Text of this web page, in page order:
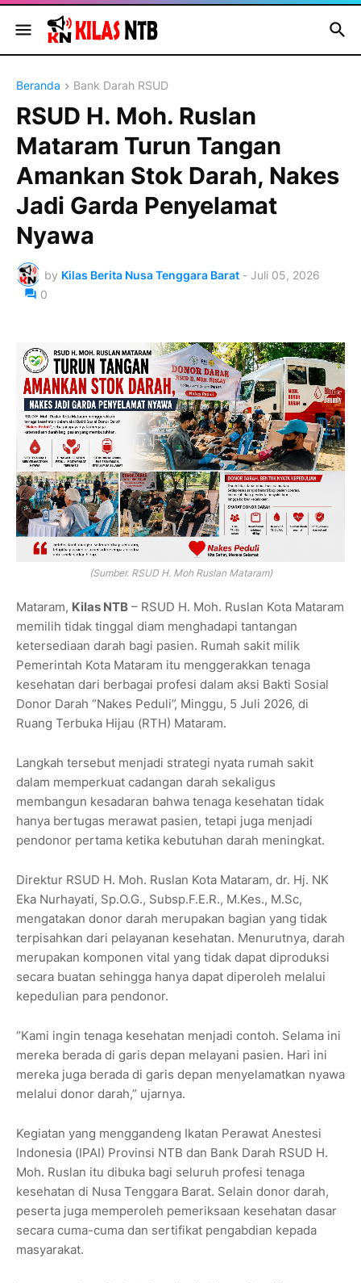
Beranda Bank Darah RSUD
RSUD H. Moh. Ruslan
Mataram Turun Tangan
Amankan Stok Darah, Nakes
Jadi Garda Penyelamat
Nyawa
by Kilas Berita Nusa Tenggara Barat - Juli 05, 2026
0
(Sumber. RSUD H. Moh Ruslan Mataram)
Mataram, Kilas NTB – RSUD H. Moh. Ruslan Kota Mataram
memilih tidak tinggal diam menghadapi tantangan
ketersediaan darah bagi pasien. Rumah sakit milik
Pemerintah Kota Mataram itu menggerakkan tenaga
kesehatan dari berbagai profesi dalam aksi Bakti Sosial
Donor Darah “Nakes Peduli”, Minggu, 5 Juli 2026, di
Ruang Terbuka Hijau (RTH) Mataram.
Langkah tersebut menjadi strategi nyata rumah sakit
dalam memperkuat cadangan darah sekaligus
membangun kesadaran bahwa tenaga kesehatan tidak
hanya bertugas merawat pasien, tetapi juga menjadi
pendonor pertama ketika kebutuhan darah meningkat.
Direktur RSUD H. Moh. Ruslan Kota Mataram, dr. Hj. NK
Eka Nurhayati, Sp.O.G., Subsp.F.E.R., M.Kes., M.Sc,
mengatakan donor darah merupakan bagian yang tidak
terpisahkan dari pelayanan kesehatan. Menurutnya, darah
merupakan komponen vital yang tidak dapat diproduksi
secara buatan sehingga hanya dapat diperoleh melalui
kepedulian para pendonor.
“Kami ingin tenaga kesehatan menjadi contoh. Selama ini
mereka berada di garis depan melayani pasien. Hari ini
mereka juga berada di garis depan menyelamatkan nyawa
melalui donor darah,” ujarnya.
Kegiatan yang menggandeng Ikatan Perawat Anestesi
Indonesia (IPAI) Provinsi NTB dan Bank Darah RSUD H.
Moh. Ruslan itu dibuka bagi seluruh profesi tenaga
kesehatan di Nusa Tenggara Barat. Selain donor darah,
peserta juga memperoleh pemeriksaan kesehatan dasar
secara cuma-cuma dan sertifikat pengabdian kepada
masyarakat.